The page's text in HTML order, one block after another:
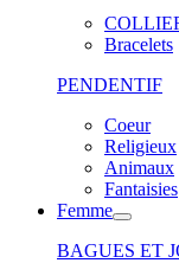
Bracelets
PENDENTIF
Coeur
Religieux
Animaux
Fantaisies
Femme
BAGUES ET